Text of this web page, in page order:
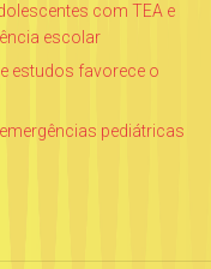
com TEA e
escolar
estudos favorece o
pediátricas